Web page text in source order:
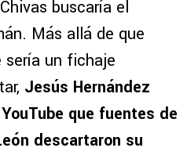
buscaría el
Más allá de que
sería un fichaje
Jesús Hernández
que fuentes de
descartaron su